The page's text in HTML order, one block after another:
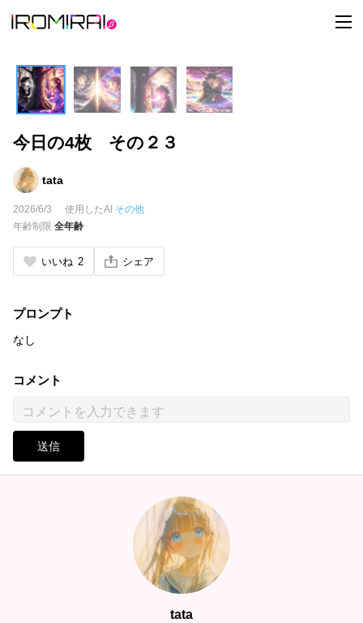
t
o
今日の4枚 その２３
tata
2026/6/3 使用したAI その他
年齢制限 全年齢
いいね 2 シェア
プロンプト
なし
コメント
送信
tata